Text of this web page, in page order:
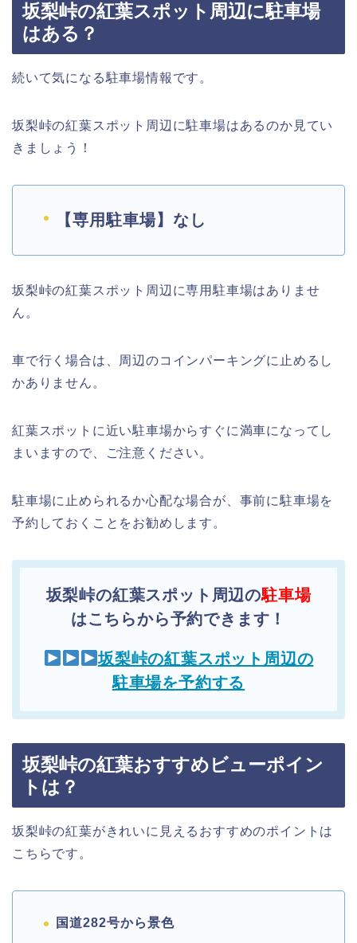
坂梨峠の紅葉スポット周辺に駐車場
はある？
続いて気になる駐車場情報です。
坂梨峠の紅葉スポット周辺に駐車場はあるのか見てい
きましょう！
【専用駐車場】なし
坂梨峠の紅葉スポット周辺に専用駐車場はありませ
ん。
車で行く場合は、周辺のコインパーキングに止めるし
かありません。
紅葉スポットに近い駐車場からすぐに満車になってし
まいますので、ご注意ください。
駐車場に止められるか心配な場合が、事前に駐車場を
予約しておくことをお勧めします。
坂梨峠の紅葉スポット周辺の駐車場
はこちらから予約できます！
坂梨峠の紅葉スポット周辺の
駐車場を予約する
坂梨峠の紅葉おすすめビューポイン
トは？
坂梨峠の紅葉がきれいに見えるおすすめのポイントは
こちらです。
国道282号から景色